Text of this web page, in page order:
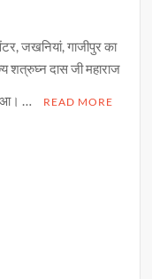
जखनियां, गाजीपुर का
शत्रुघ्न दास जी महाराज
…
READ MORE